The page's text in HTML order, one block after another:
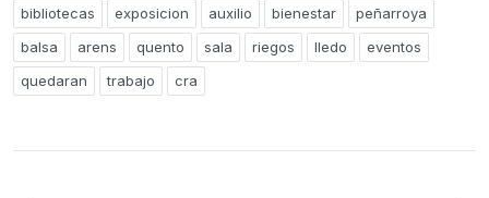
bibliotecas
exposicion auxilio bienestar
peñarroya
balsa
arens quento sala riegos lledo
eventos
quedaran
trabajo cra